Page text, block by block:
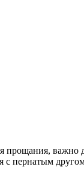
с пернатым